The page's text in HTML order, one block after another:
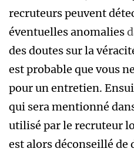
recruteurs peuvent
éventuelles anomalies
des doutes sur la
est probable que vous
pour un entretien.
qui sera mentionné
utilisé par le recruteur
est alors déconseillé de